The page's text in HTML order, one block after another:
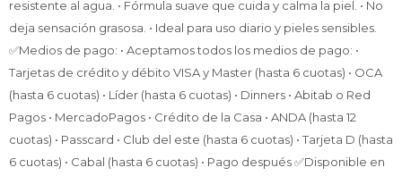
resistente al agua. • Fórmula suave que cuida y calma la piel. • No
deja sensación grasosa. • Ideal para uso diario y pieles sensibles.
✅Medios de pago: • Aceptamos todos los medios de pago: •
Tarjetas de crédito y débito VISA y Master (hasta 6 cuotas) • OCA
(hasta 6 cuotas) • Líder (hasta 6 cuotas) • Dinners • Abitab o Red
Pagos • MercadoPagos • Crédito de la Casa • ANDA (hasta 12
cuotas) • Passcard • Club del este (hasta 6 cuotas) • Tarjeta D (hasta
6 cuotas) • Cabal (hasta 6 cuotas) • Pago después ✅Disponible en